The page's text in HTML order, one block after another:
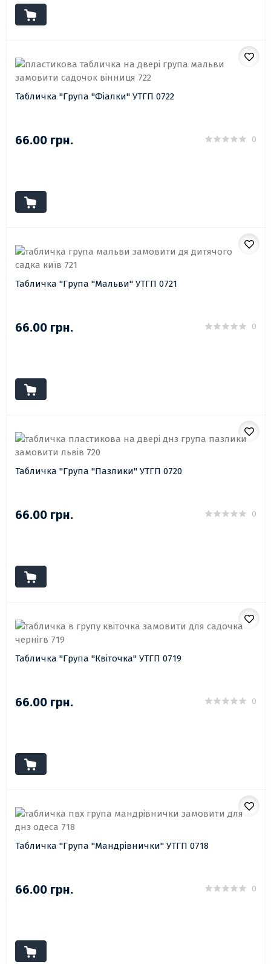
Табличка "Група "Фіалки" УТГП 0722
66.00 грн. 0
Табличка "Група "Мальви" УТГП 0721
66.00 грн. 0
Табличка "Група "Пазлики" УТГП 0720
66.00 грн. 0
Табличка "Група "Квіточка" УТГП 0719
66.00 грн. 0
Табличка "Група "Мандрівнички" УТГП 0718
66.00 грн. 0